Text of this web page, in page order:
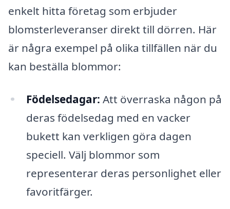
enkelt hitta företag som erbjuder
blomsterleveranser direkt till dörren. Här
är några exempel på olika tillfällen när du
kan beställa blommor:
Födelsedagar: Att överraska någon på
deras födelsedag med en vacker
bukett kan verkligen göra dagen
speciell. Välj blommor som
representerar deras personlighet eller
favoritfärger.